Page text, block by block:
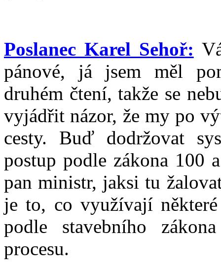
Poslanec Karel Sehoř:
pánové, já jsem měl
druhém čtení, takže se
vyjádřit názor, že my po
cesty. Buď dodržovat
postup podle zákona 100
pan ministr, jaksi tu
je to, co využívají
podle stavebního
procesu.